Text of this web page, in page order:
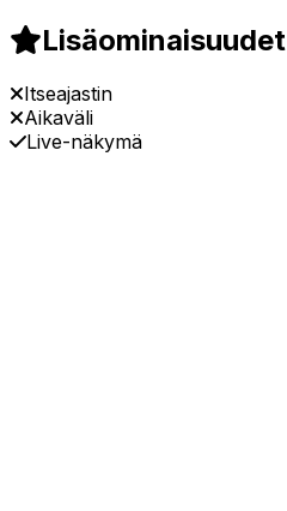
Lisäominaisuudet
Itseajastin
Aikaväli
Live-näkymä